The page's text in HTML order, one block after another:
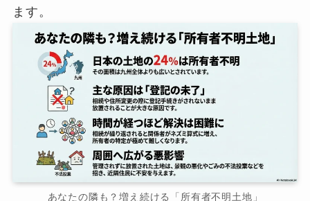
ます。
あなたの隣も？増え続ける「所有者不明土地」